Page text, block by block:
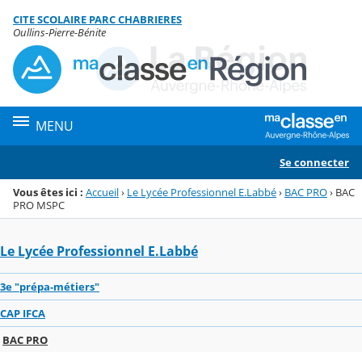
Menu de la rubrique
Contenu
CITE SCOLAIRE PARC CHABRIERES
Oullins-Pierre-Bénite
MENU
Se connecter
Vous êtes ici : Accueil› Le Lycée Professionnel E.Labbé› BAC PRO› BAC
PRO MSPC
Le Lycée Professionnel E.Labbé
3e "prépa-métiers"
CAP IFCA
BAC PRO